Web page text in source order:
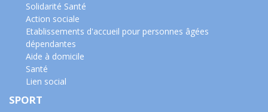
Solidarité Santé
Action sociale
Etablissements d'accueil pour personnes âgées
dépendantes
Aide à domicile
Santé
Lien social
SPORT